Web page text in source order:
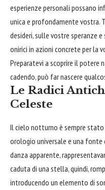
esperienze personali possano
unica e profondamente vostra.
desideri, sulle vostre speranze
onirici in azioni concrete per la
Preparatevi a scoprire il potere
cadendo, può far nascere
Le Radici
Celeste
Il cielo notturno è sempre stato
orologio universale e una
danza apparente,
caduta di una stella, quindi,
introducendo un elemento di